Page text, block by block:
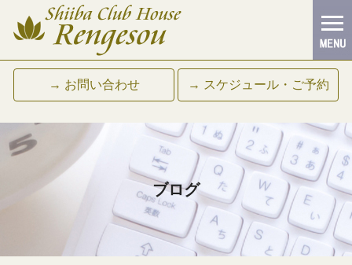
→ お問い合わせ → スケジュール・ご予約
ブログ